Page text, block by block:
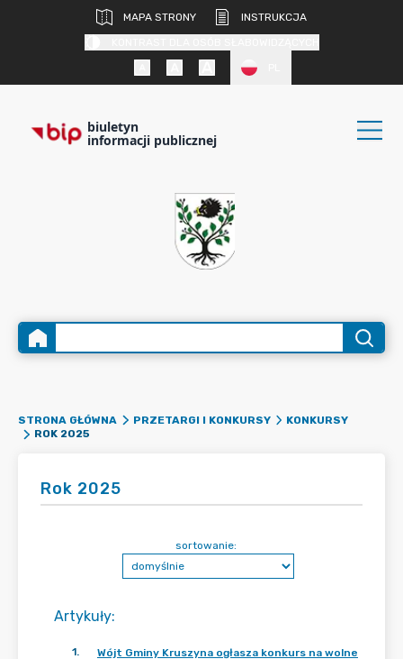
MAPA STRONY
INSTRUKCJA
biuletyn
informacji publicznej
STRONA GŁÓWNA PRZETARGI I KONKURSY
KONKURSY
ROK 2025
Rok 2025
Artykuły:
sortowanie:
1.
Wójt Gminy Kruszyna ogłasza konkurs na wolne